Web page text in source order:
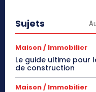
Sujets
Maison / Immobilier
Le guide ultime pour
de construction
Maison / Immobilier